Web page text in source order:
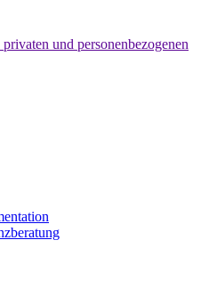
und personenbezogenen